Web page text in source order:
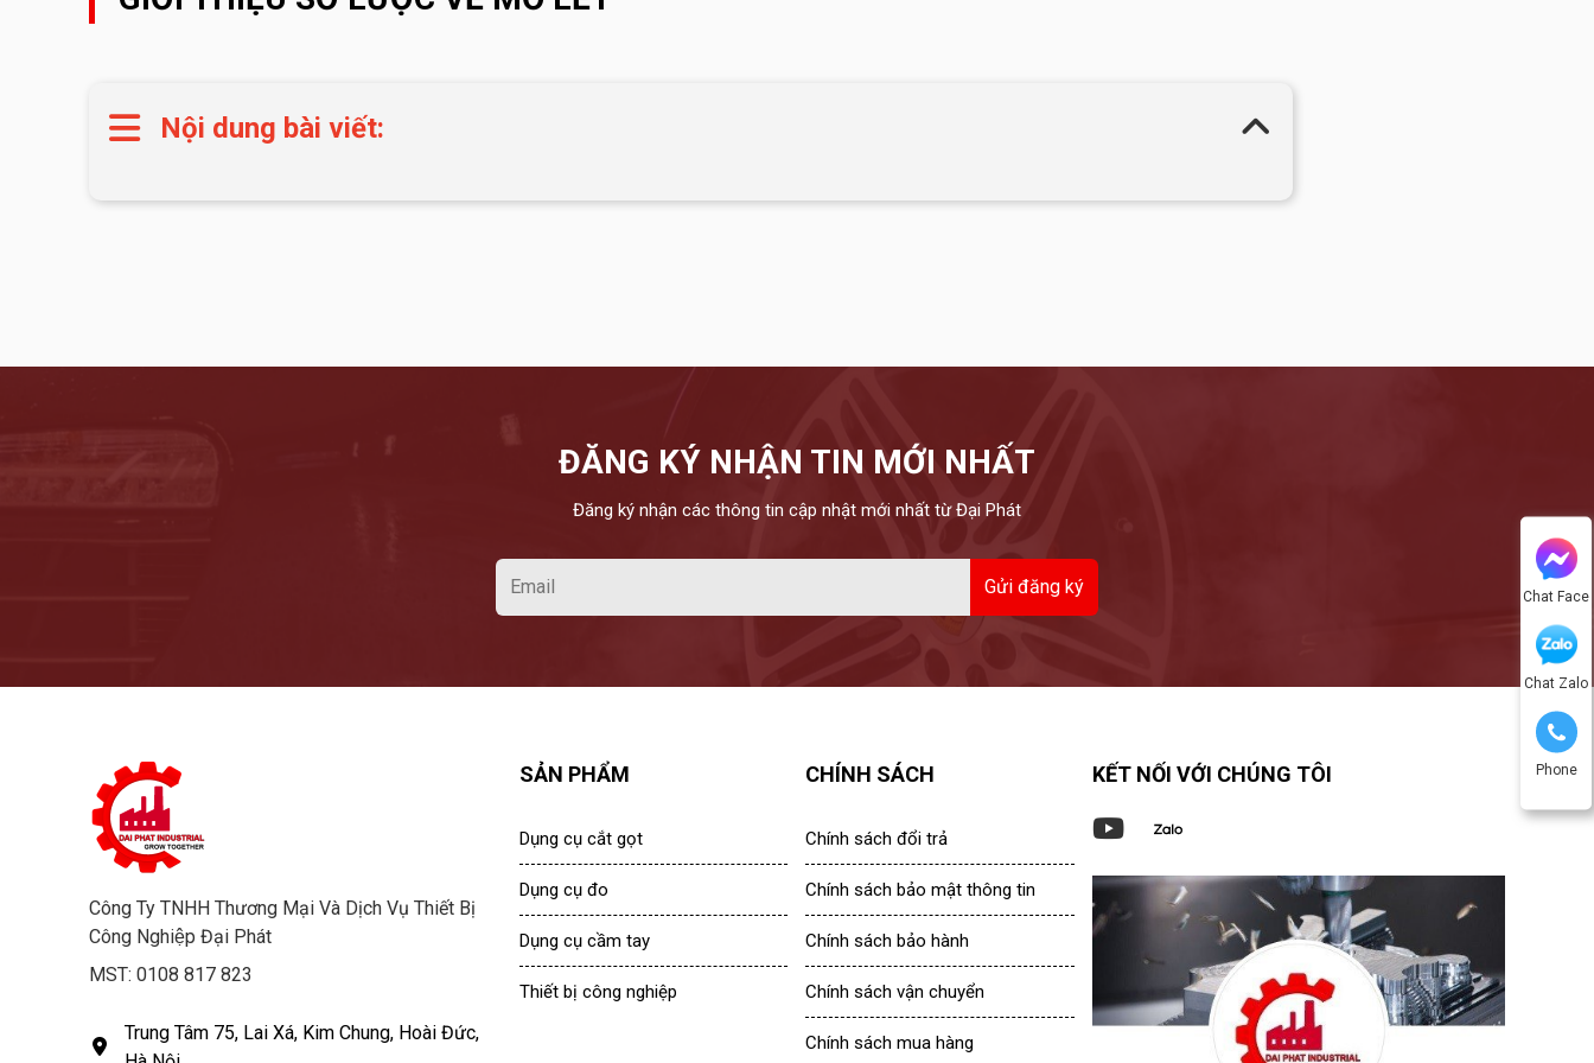
Chat Face
Chat Zalo
Phone
Nội dung bài viết:
ĐĂNG KÝ NHẬN TIN MỚI NHẤT
Đăng ký nhận các thông tin cập nhật mới nhất từ Đại Phát
Công Ty TNHH Thương Mại Và Dịch Vụ Thiết Bị
Công Nghiệp Đại Phát
MST: 0108 817 823
Trung Tâm 75, Lai Xá, Kim Chung, Hoài Đức,
SẢN PHẨM
Dụng cụ cắt gọt
Dụng cụ đo
Dụng cụ cầm tay
Thiết bị công nghiệp
CHÍNH SÁCH
Chính sách đổi trả
Chính sách bảo mật thông tin
Chính sách bảo hành
Chính sách vận chuyển
Chính sách mua hàng
KẾT NỐI VỚI CHÚNG TÔI